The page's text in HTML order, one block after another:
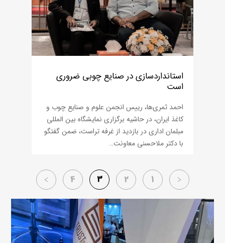
استانداردسازی در صنایع چوبی ضروری
است
احمد ثمری‌ها، رییس انجمن علوم و صنایع چوب و
کاغذ ایران، در حاشیه برگزاری نمایشگاه بین المللی
مبلمان اداری در بازدید از غرفه تراست، ضمن گفتگو
با دکتر ملاحسنی معاونت…
1
2
3
4